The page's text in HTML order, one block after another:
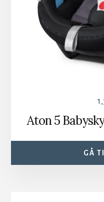
Aton 5
GÅ